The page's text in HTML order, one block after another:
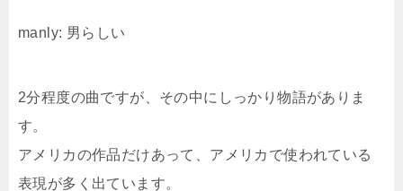
manly: 男らしい
2分程度の曲ですが、その中にしっかり物語がありま
す。
アメリカの作品だけあって、アメリカで使われている
表現が多く出ています。